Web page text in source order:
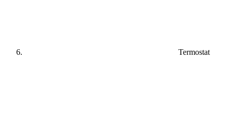
Termostat